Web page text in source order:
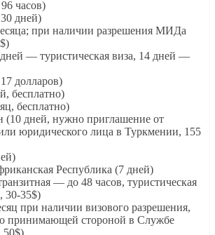
часов)
дней)
при наличии разрешения МИДа
— туристическая виза, 14 дней —
долларов)
бесплатно)
бесплатно)
(10 дней, нужно приглашение от
юридического лица в Туркмении, 155
Республика (7 дней)
— до 48 часов, туристическая
30-35$)
при наличии визового разрешения,
принимающей стороной в Службе